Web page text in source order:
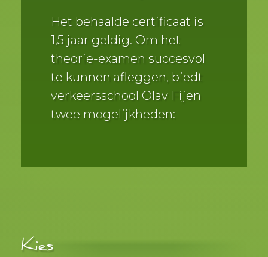
Het behaalde certificaat is
1,5 jaar geldig. Om het
theorie-examen succesvol
te kunnen afleggen, biedt
verkeersschool Olav Fijen
twee mogelijkheden:
Kies